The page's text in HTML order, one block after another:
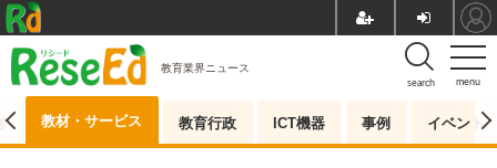
menu
search
教育業界ニュース
教材・サービス 教育行政 ICT機器 事例 イベント